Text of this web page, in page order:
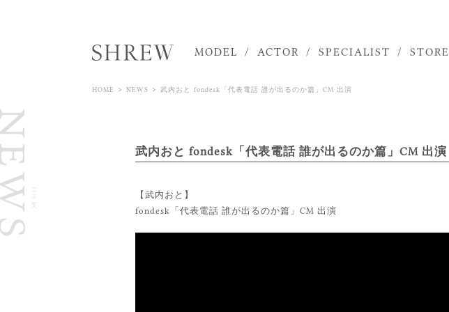
MODEL ACTOR SPECIALIST STORE
HOME > NEWS > 武内おと fondesk「代表電話 誰が出るのか篇」CM 出演
ニュース
武内おと fondesk「代表電話 誰が出るのか篇」CM 出演
【武内おと】
fondesk「代表電話 誰が出るのか篇」CM 出演